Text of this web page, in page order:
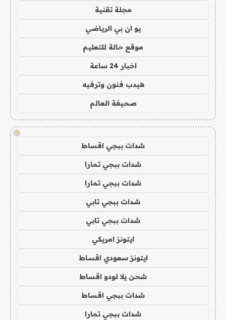
مجلة تقنية
يو ان بي الرياضي
موقع حالة للتعليم
اخبار 24 ساعة
هيدب فنون وترفيه
صحيفة العالم
!
شدات ببجي اقساط
شدات ببجي تمارا
شدات ببجي تمارا
شدات ببجي تابي
شدات ببجي تابي
ايتونز امريكي
ايتونز سعودي اقساط
شحن يلا لودو اقساط
شدات ببجي اقساط
شدات ببجي تمارا